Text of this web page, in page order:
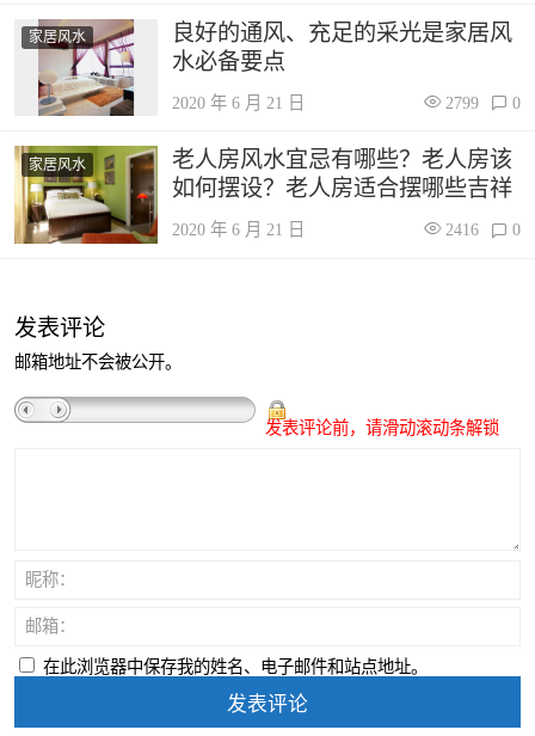
家居风水
良好的通风、充足的采光是家居风
水必备要点
2020 年 6 月 21 日 2799 0
家居风水
老人房风水宜忌有哪些？老人房该
如何摆设？老人房适合摆哪些吉祥
2020 年 6 月 21 日 2416 0
发表评论
邮箱地址不会被公开。
发表评论前，请滑动滚动条解锁
昵称：
邮箱：
在此浏览器中保存我的姓名、电子邮件和站点地址。